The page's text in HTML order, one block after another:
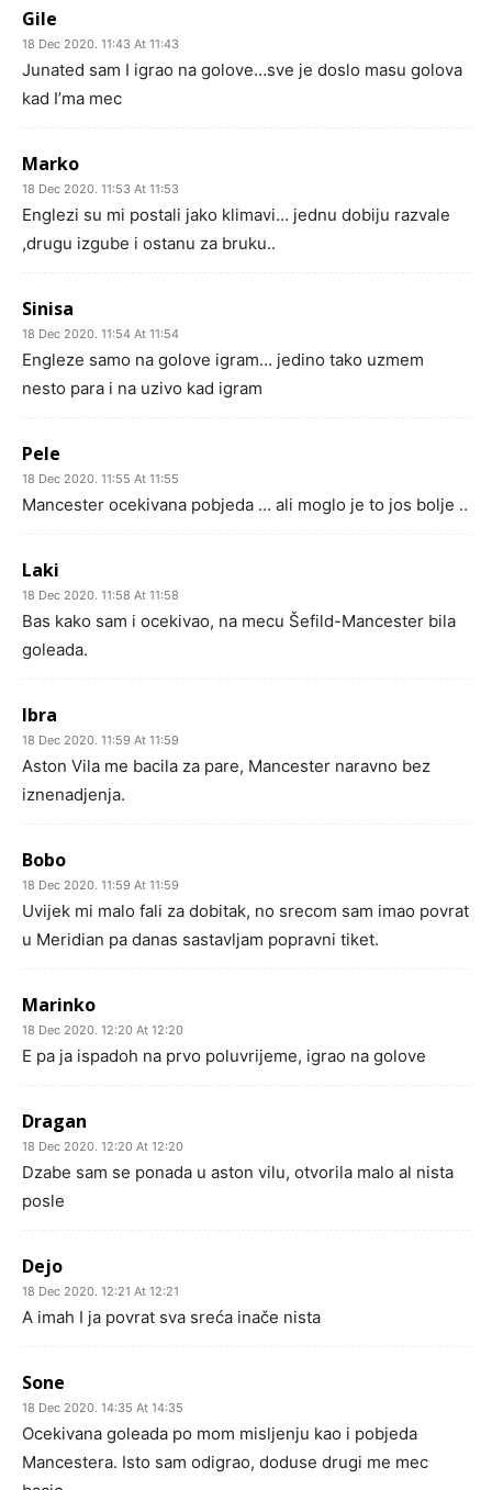
Gile
18 Dec 2020. 11:43 At 11:43
Junated sam I igrao na golove…sve je doslo masu golova
kad I’ma mec
Marko
18 Dec 2020. 11:53 At 11:53
Englezi su mi postali jako klimavi… jednu dobiju razvale
,drugu izgube i ostanu za bruku..
Sinisa
18 Dec 2020. 11:54 At 11:54
Engleze samo na golove igram… jedino tako uzmem
nesto para i na uzivo kad igram
Pele
18 Dec 2020. 11:55 At 11:55
Mancester ocekivana pobjeda … ali moglo je to jos bolje ..
Laki
18 Dec 2020. 11:58 At 11:58
Bas kako sam i ocekivao, na mecu Šefild-Mancester bila
goleada.
Ibra
18 Dec 2020. 11:59 At 11:59
Aston Vila me bacila za pare, Mancester naravno bez
iznenadjenja.
Bobo
18 Dec 2020. 11:59 At 11:59
Uvijek mi malo fali za dobitak, no srecom sam imao povrat
u Meridian pa danas sastavljam popravni tiket.
Marinko
18 Dec 2020. 12:20 At 12:20
E pa ja ispadoh na prvo poluvrijeme, igrao na golove
Dragan
18 Dec 2020. 12:20 At 12:20
Dzabe sam se ponada u aston vilu, otvorila malo al nista
posle
Dejo
18 Dec 2020. 12:21 At 12:21
A imah I ja povrat sva sreća inače nista
Sone
18 Dec 2020. 14:35 At 14:35
Ocekivana goleada po mom misljenju kao i pobjeda
Mancestera. Isto sam odigrao, doduse drugi me mec